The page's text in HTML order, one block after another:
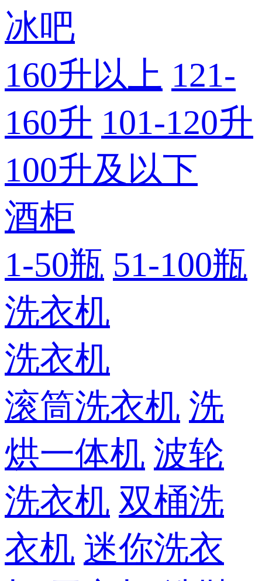
冰吧
160升以上 121-
160升 101-120升
100升及以下
酒柜
1-50瓶 51-100瓶
洗衣机
洗衣机
滚筒洗衣机 洗
烘一体机 波轮
洗衣机 双桶洗
衣机 迷你洗衣